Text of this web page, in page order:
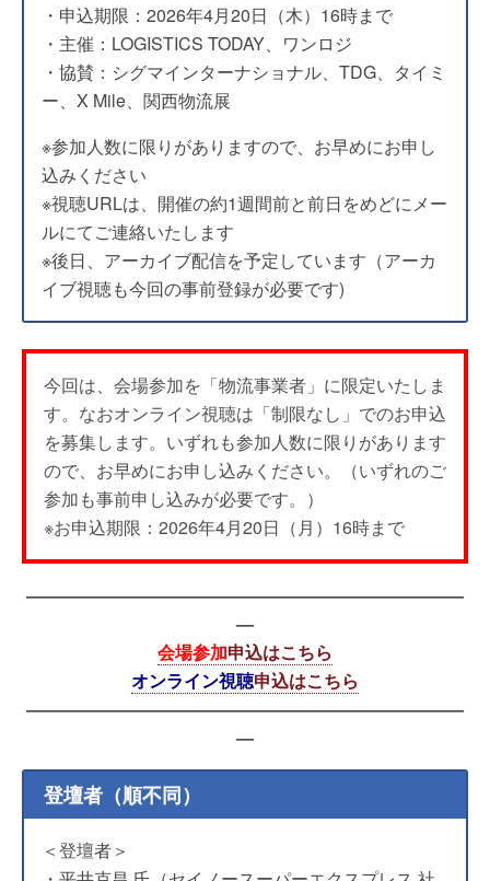
・申込期限：2026年4月20日（木）16時まで
・主催：LOGISTICS TODAY、ワンロジ
・協賛：シグマインターナショナル、TDG、タイミ
ー、X Mile、関西物流展
※参加人数に限りがありますので、お早めにお申し
込みください
※視聴URLは、開催の約1週間前と前日をめどにメー
ルにてご連絡いたします
※後日、アーカイブ配信を予定しています（アーカ
イブ視聴も今回の事前登録が必要です)
今回は、会場参加を「物流事業者」に限定いたしま
す。なおオンライン視聴は「制限なし」でのお申込
を募集します。いずれも参加人数に限りがあります
ので、お早めにお申し込みください。（いずれのご
参加も事前申し込みが必要です。）
※お申込期限：2026年4月20日（月）16時まで
—————————————————————————
—
会場参加申込はこちら
オンライン視聴申込はこちら
—————————————————————————
—
登壇者（順不同）
＜登壇者＞